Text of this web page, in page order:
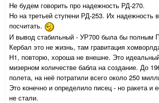
Не будем говорить про надежность РД-270.
Но на третьей ступени РД-253. Их надежность
посчитать.
И вывод стабильный - УР700 была бы полным
Кербал это не жизнь, там гравитация
Н1, повторю, хороша не внешне. Это
мизерном количестве бабла на создание. До
полета, на неё потратили всего около 250
Это конечно и определило писец - но ракета и
не стали.